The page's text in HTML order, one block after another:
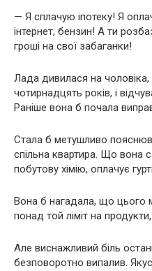
— Я сплачую іпотеку! Я
інтернет, бензин! А ти
гроші на свої забаганки!
Лада дивилася на
чотирнадцять років, і
Раніше вона б почала
Стала б метушливо
спільна квартира. Що вона
побутову хімію, оплачує
Вона б нагадала, що цього
понад той ліміт на
Але виснажливий біль
безповоротно випалив.